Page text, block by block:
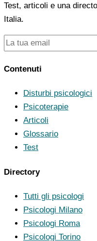
Test, articoli e una
Italia.
Contenuti
Disturbi psicologici
Psicoterapie
Articoli
Glossario
Test
Directory
Tutti gli psicologi
Psicologi Milano
Psicologi Roma
Psicologi Torino